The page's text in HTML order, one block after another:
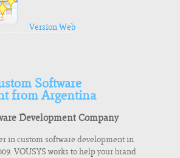
Version Web
Software
from Argentina
Development Company
in custom software development in
VOUSYS works to help your brand